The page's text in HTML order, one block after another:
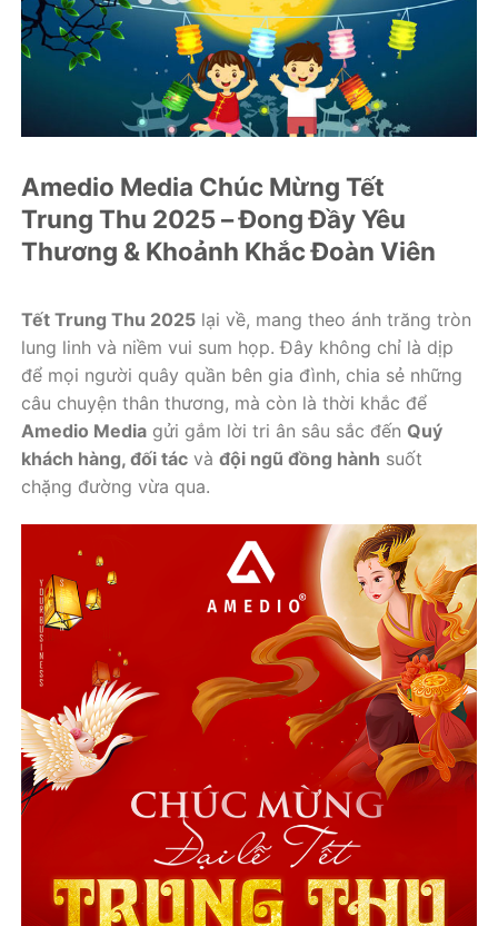
Amedio Media Chúc Mừng Tết
Trung Thu 2025 – Đong Đầy Yêu
Thương & Khoảnh Khắc Đoàn Viên
Tết Trung Thu 2025 lại về, mang theo ánh trăng tròn
lung linh và niềm vui sum họp. Đây không chỉ là dịp
để mọi người quây quần bên gia đình, chia sẻ những
câu chuyện thân thương, mà còn là thời khắc để
Amedio Media gửi gắm lời tri ân sâu sắc đến Quý
khách hàng, đối tác vàđội ngũ đồng hành suốt
chặng đường vừa qua.